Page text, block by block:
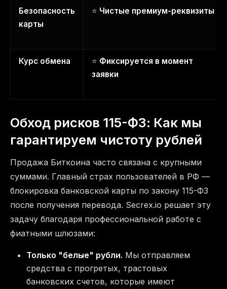
Безопасность
карты
⭐ Чистые премиум-реквизиты
Курс обмена ⭐ Фиксируется в момент
заявки
Обход рисков 115-ФЗ: Как мы
гарантируем чистоту рублей
Продажа Биткоина часто связана с крупными
суммами. Главный страх пользователей в РФ —
блокировка банковской карты по закону 115-ФЗ
после получения перевода. Secrex.io решает эту
задачу благодаря профессиональной работе с
фиатными шлюзами:
Только "белые" рубли. Мы отправляем
средства с прогретых, трастовых
банковских счетов, которые имеют